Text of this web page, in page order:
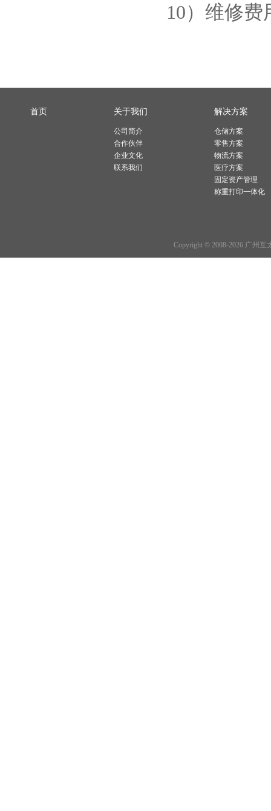
10）维修
首页 关于我们
公司简介
合作伙伴
企业文化
联系我们
解决方案
仓储方案
零售方案
物流方案
医疗方案
固定资产管理
称重打印一体化
Copyright © 2008-2026 广州互